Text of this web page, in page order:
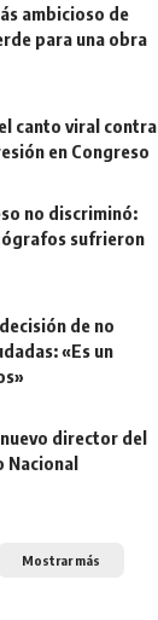
ambicioso de
para una obra
canto viral contra
en Congreso
no discriminó:
sufrieron
de no
«Es un
director del
Mostrar más